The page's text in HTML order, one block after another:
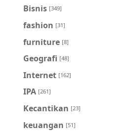
Bisnis [349]
fashion [31]
furniture [8]
Geografi [48]
Internet [162]
IPA [261]
Kecantikan [23]
keuangan [51]